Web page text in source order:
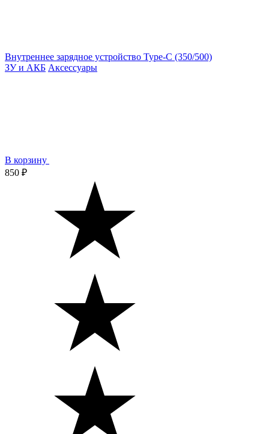
Внутреннее зарядное устройство Type-C (350/500)
ЗУ и АКБ Аксессуары
В корзину
850 ₽